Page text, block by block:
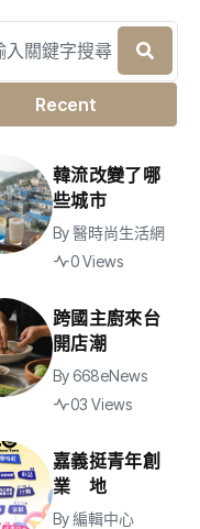
Recent
韓流改變了哪
些城市
By醫時尚生活網
0 Views
跨國主廚來台
開店潮
By668eNews
03 Views
嘉義挺青年創
業 地
By編輯中心